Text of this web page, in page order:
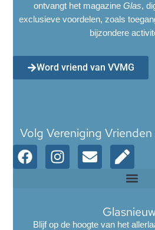
ontvangt het magazine Glas,
exclusieve voordelen, zoals
bijzondere
Word vriend van VVMG
Volg Vereniging
Blijf op de hoogte van het